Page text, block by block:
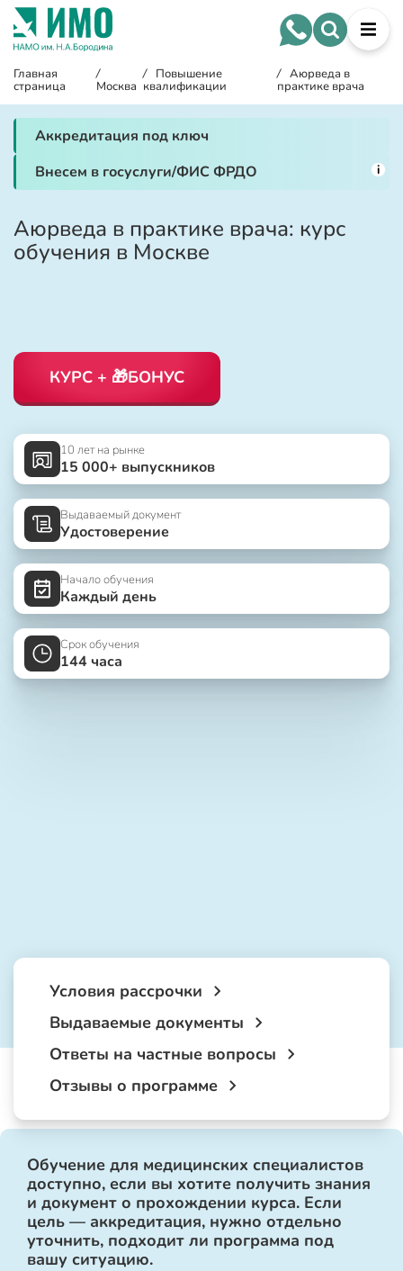
Главная
страница
/
Москва
/ Повышение
квалификации
/ Аюрведа в
практике врача
Аккредитация под ключ
Внесем в госуслуги/ФИС ФРДО
i
Аюрведа в практике врача: курс
обучения в Москве
КУРС + 🎁БОНУС
10 лет на рынке
15 000+ выпускников
Выдаваемый документ
Удостоверение
Начало обучения
Каждый день
Срок обучения
144 часа
Условия рассрочки
Выдаваемые документы
Ответы на частные вопросы
Отзывы о программе
Обучение для медицинских специалистов
доступно, если вы хотите получить знания
и документ о прохождении курса. Если
цель — аккредитация, нужно отдельно
уточнить, подходит ли программа под
вашу ситуацию.